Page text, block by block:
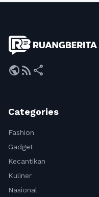
publicrss_feed share
Categories
Fashion
Gadget
Kecantikan
Kuliner
Nasional